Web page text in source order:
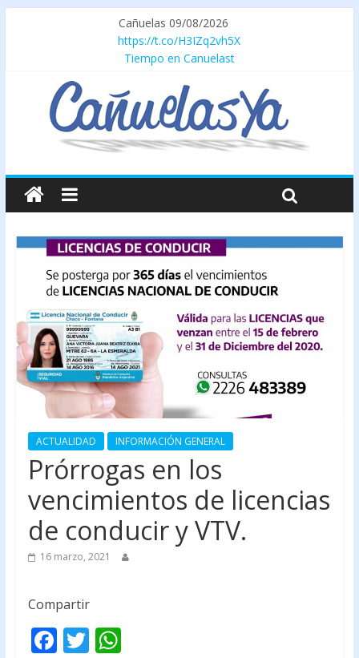
Cañuelas 09/08/2026
https://t.co/H3IZq2vh5X
Tiempo en Canuelast
ACTUALIDAD INFORMACIÓN GENERAL
Prórrogas en los
vencimientos de licencias
de conducir y VTV.
16 marzo, 2021
Compartir
F T W